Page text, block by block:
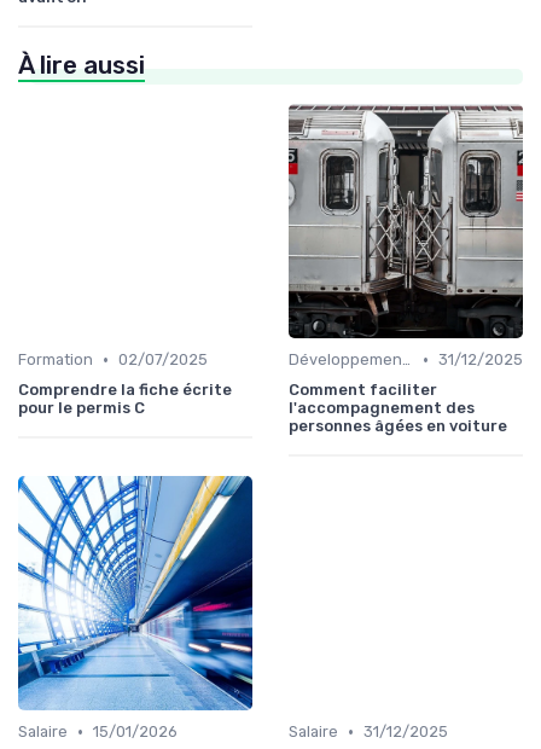
À lire aussi
Formation • 02/07/2025
Comprendre la fiche écrite
pour le permis C
Développement personnel • 31/12/2025
Comment faciliter
l'accompagnement des
personnes âgées en voiture
Salaire • 15/01/2026
Salaire • 31/12/2025